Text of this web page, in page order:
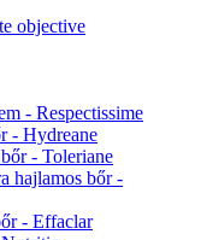
objective
- Respectissime
- Hydreane
- Toleriane
hajlamos bőr -
- Effaclar